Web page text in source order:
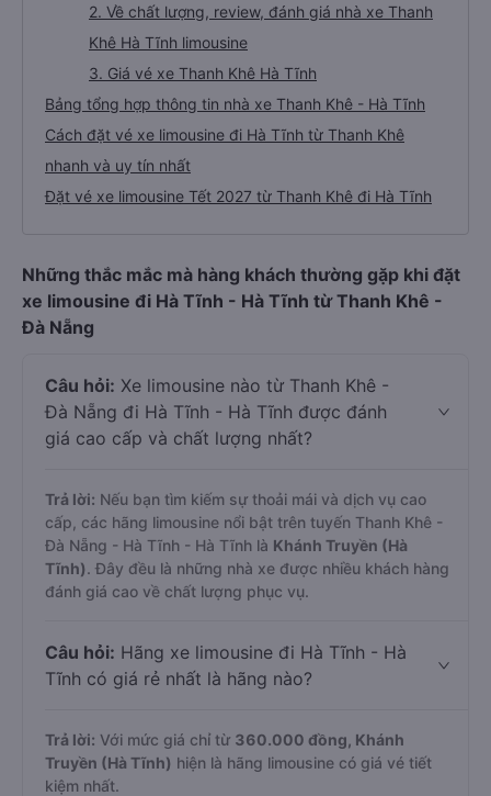
2. Về chất lượng, review, đánh giá nhà xe Thanh
Khê Hà Tĩnh limousine
3. Giá vé xe Thanh Khê Hà Tĩnh
Bảng tổng hợp thông tin nhà xe Thanh Khê - Hà Tĩnh
Cách đặt vé xe limousine đi Hà Tĩnh từ Thanh Khê
nhanh và uy tín nhất
Đặt vé xe limousine Tết 2027 từ Thanh Khê đi Hà Tĩnh
Những thắc mắc mà hàng khách thường gặp khi đặt
xe limousine đi Hà Tĩnh - Hà Tĩnh từ Thanh Khê -
Đà Nẵng
Câu hỏi: Xe limousine nào từ Thanh Khê -
Đà Nẵng đi Hà Tĩnh - Hà Tĩnh được đánh
giá cao cấp và chất lượng nhất?
Trả lời: Nếu bạn tìm kiếm sự thoải mái và dịch vụ cao
cấp, các hãng limousine nổi bật trên tuyến Thanh Khê -
Đà Nẵng - Hà Tĩnh - Hà Tĩnh là Khánh Truyền (Hà
Tĩnh). Đây đều là những nhà xe được nhiều khách hàng
đánh giá cao về chất lượng phục vụ.
Câu hỏi: Hãng xe limousine đi Hà Tĩnh - Hà
Tĩnh có giá rẻ nhất là hãng nào?
Trả lời: Với mức giá chỉ từ 360.000 đồng, Khánh
Truyền (Hà Tĩnh) hiện là hãng limousine có giá vé tiết
kiệm nhất.